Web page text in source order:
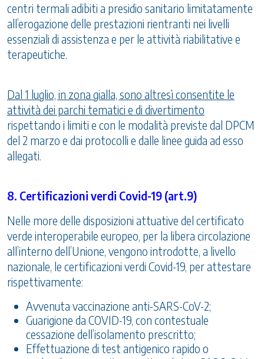
centri termali adibiti a presidio sanitario limitatamente
all’erogazione delle prestazioni rientranti nei livelli
essenziali di assistenza e per le attività riabilitative e
terapeutiche.
Dal 1 luglio, in zona gialla, sono altresì consentite le
attività dei parchi tematici e di divertimento
rispettando i limiti e con le modalità previste dal DPCM
del 2 marzo e dai protocolli e dalle linee guida ad esso
allegati.
8. Certificazioni verdi Covid-19 (art.9)
Nelle more delle disposizioni attuative del certificato
verde interoperabile europeo, per la libera circolazione
all’interno dell’Unione, vengono introdotte, a livello
nazionale, le certificazioni verdi Covid-19, per attestare
rispettivamente:
Avvenuta vaccinazione anti-SARS-CoV-2;
Guarigione da COVID-19, con contestuale
cessazione dell’isolamento prescritto;
Effettuazione di test antigenico rapido o